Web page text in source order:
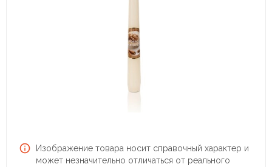
Изображение товара носит справочный характер и
может незначительно отличаться от реального